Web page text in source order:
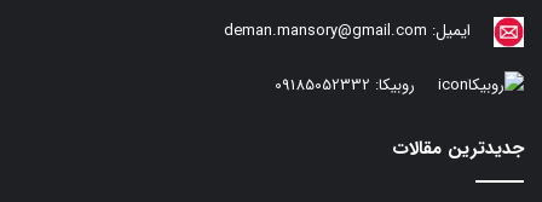
ایمیل: deman.mansory@gmail.com
روبیکا: 09185052332
جدیدترین مقالات